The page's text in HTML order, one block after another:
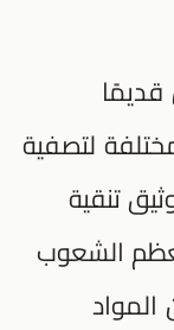
لتصفية
تنقية
الشعوب